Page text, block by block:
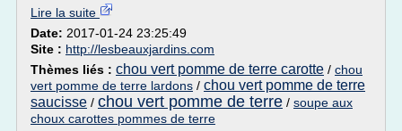
Lire la suite
Date: 2017-01-24 23:25:49
Site : http://lesbeauxjardins.com
Thèmes liés : chou vert pomme de terre carotte / chou
vert pomme de terre lardons / chou vert pomme de terre
saucisse / chou vert pomme de terre / soupe aux
choux carottes pommes de terre